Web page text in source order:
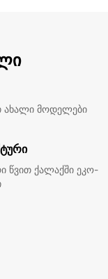
ახალი მოდელები
წვით ქალაქში ეკო-